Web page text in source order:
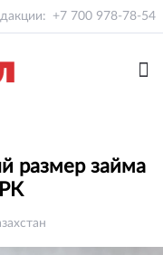
+7 700 978-78-54
размер займа